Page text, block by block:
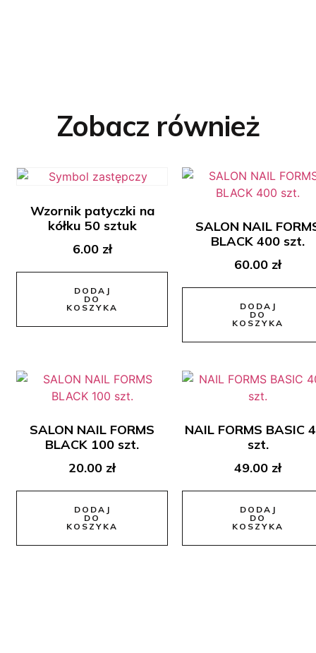
Zobacz również
Wzornik patyczki na
kółku 50 sztuk
6.00 zł
DODAJ
DO
KOSZYKA
SALON NAIL
BLACK 400 szt.
60.00 zł
DODAJ
DO
KOSZYKA
SALON NAIL FORMS
BLACK 100 szt.
20.00 zł
DODAJ
DO
KOSZYKA
NAIL FORMS BASIC
szt.
49.00 zł
DODAJ
DO
KOSZYKA